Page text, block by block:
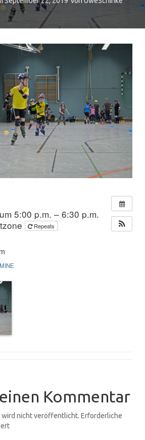
5:00 p.m. – 6:30 p.m.
Repeats
Kommentar
wird nicht veröffentlicht. Erforderliche